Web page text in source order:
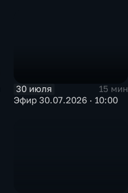
30 июля
15 мин
Эфир 30.07.2026 · 10:00